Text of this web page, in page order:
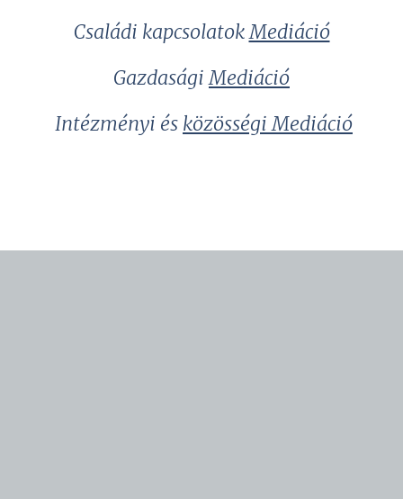
Családi kapcsolatokMediáció
GazdaságiMediáció
Intézményi és közösségi Mediáció